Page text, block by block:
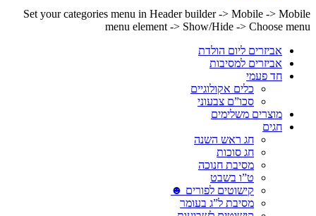
Set your categories menu in Header builder -> Mobile -> Mobile
menu element -> Show/Hide -> Choose menu
אביזרים ליום הולדת
אביזרים למסיבות
חד פעמי
כלים אקולוגיים
סכו”ם צבעוני
מוצרים משלימים
חגים
חג ראש השנה
חג סוכות
מסיבת חנוכה
ט”ו בשבט
קישוטים לפורים ☻
מסיבת ל”ג בעומר